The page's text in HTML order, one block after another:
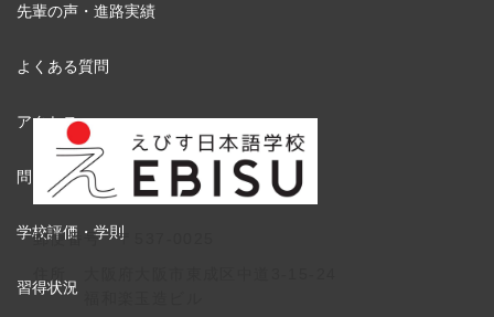
先輩の声・進路実績
よくある質問
アクセス
問い合わせ
学校評価・学則
習得状況
郵便番号 〒537-0025
福和楽玉造ビル